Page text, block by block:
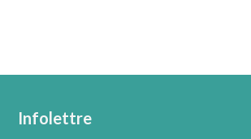
Infolettre